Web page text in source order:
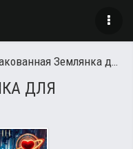
Землянка для Легенды
ДЛЯ